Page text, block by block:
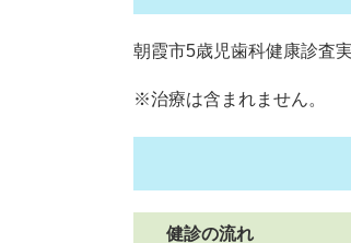
朝霞市5歳児歯科健康診査
※治療は含まれません。
健診の流れ